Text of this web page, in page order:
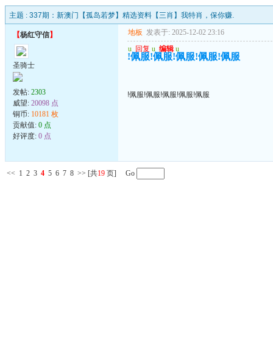
主题 : 337期：新澳门【孤岛若梦】精选资料【三肖】我特肖，保你赚.
【杨红守信】
圣骑士
发帖: 2303
威望: 20098 点
铜币: 10181 枚
贡献值: 0 点
好评度: 0 点
地板 发表于: 2025-12-02 23:16
u 回复 u 编辑 u
!佩服!佩服!佩服!佩服!佩服
!佩服!佩服!佩服!佩服!佩服
<< 1 2 3 4 5 6 7 8 >> [共19 页] Go